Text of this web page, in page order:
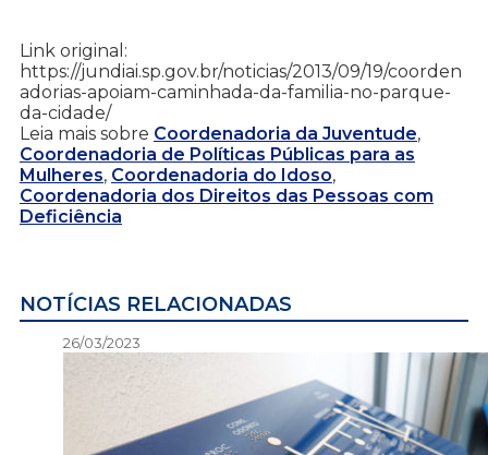
Link original:
https://jundiai.sp.gov.br/noticias/2013/09/19/coorden
adorias-apoiam-caminhada-da-familia-no-parque-
da-cidade/
Leia mais sobre Coordenadoria da Juventude,
Coordenadoria de Políticas Públicas para as
Mulheres, Coordenadoria do Idoso,
Coordenadoria dos Direitos das Pessoas com
Deficiência
NOTÍCIAS RELACIONADAS
26/03/2023